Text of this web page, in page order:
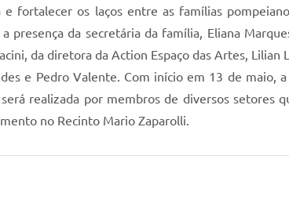
fortalecer os laços entre as famílias
presença da secretária da família, Eliana
da diretora da Action Espaço das Artes,
e Pedro Valente. Com início em 13 de maio,
realizada por membros de diversos setores
no Recinto Mario Zaparolli.